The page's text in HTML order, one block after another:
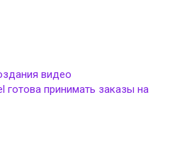
видео
готова принимать заказы на